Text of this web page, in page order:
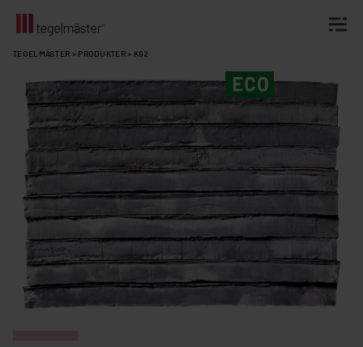
Fortsätt
innehållet
TEGELMÄSTER > PRODUKTER> K92